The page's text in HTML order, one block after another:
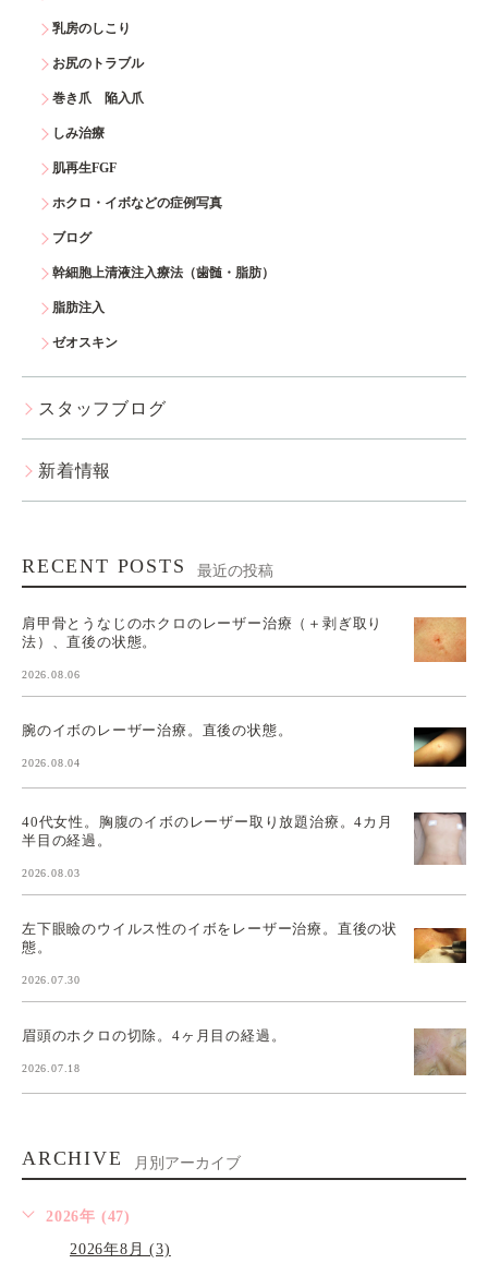
乳房のしこり
お尻のトラブル
巻き爪 陥入爪
しみ治療
肌再生FGF
ホクロ・イボなどの症例写真
ブログ
幹細胞上清液注入療法（歯髄・脂肪）
脂肪注入
ゼオスキン
スタッフブログ
新着情報
RECENT POSTS 最近の投稿
肩甲骨とうなじのホクロのレーザー治療（＋剥ぎ取り
法）、直後の状態。
2026.08.06
腕のイボのレーザー治療。直後の状態。
2026.08.04
40代女性。胸腹のイボのレーザー取り放題治療。4カ月
半目の経過。
2026.08.03
左下眼瞼のウイルス性のイボをレーザー治療。直後の状
態。
2026.07.30
眉頭のホクロの切除。4ヶ月目の経過。
2026.07.18
ARCHIVE 月別アーカイブ
2026年 (47)
2026年8月 (3)